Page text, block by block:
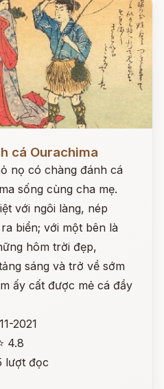
cá Ourachima
nọ có chàng đánh cá
sống cùng cha mẹ.
với ngôi làng, nép
biển; với một bên là
hôm trời đẹp,
sáng và trở về sớm
ấy cất được mẻ cá đầy
2021
4.8
lượt đọc